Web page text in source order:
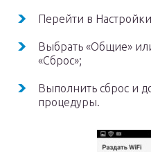
Перейти в
Выбрать «Общие»
«Сброс»;
Выполнить сброс и
процедуры.